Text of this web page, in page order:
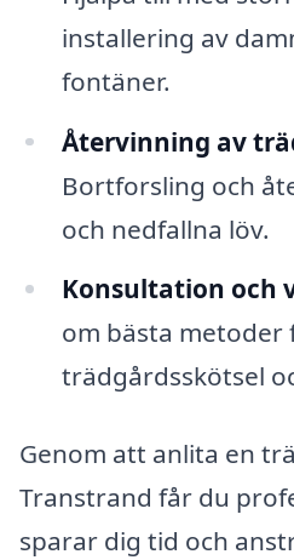
installering av
fontäner.
Återvinning av
Bortforsling och
och nedfallna löv.
Konsultation och
om bästa metoder
trädgårdsskötsel
Genom att anlita en
Transtrand får du
sparar dig tid och